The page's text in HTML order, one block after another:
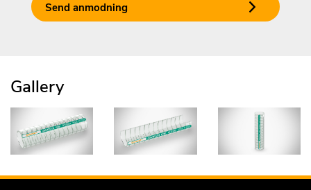
Send anmodning
Gallery